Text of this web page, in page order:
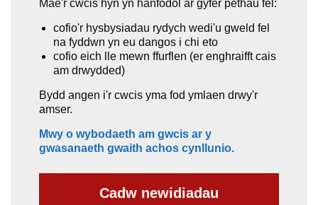
Mae'r cwcis hyn yn hanfodol ar gyfer pethau fel:
cofio'r hysbysiadau rydych wedi'u gweld fel
na fyddwn yn eu dangos i chi eto
cofio eich lle mewn ffurflen (er enghraifft cais
am drwydded)
Bydd angen i'r cwcis yma fod ymlaen drwy'r
amser.
Mwy o wybodaeth am gwcis ar y
gwasanaeth gwaith achos cynllunio.
Cadw newidiadau